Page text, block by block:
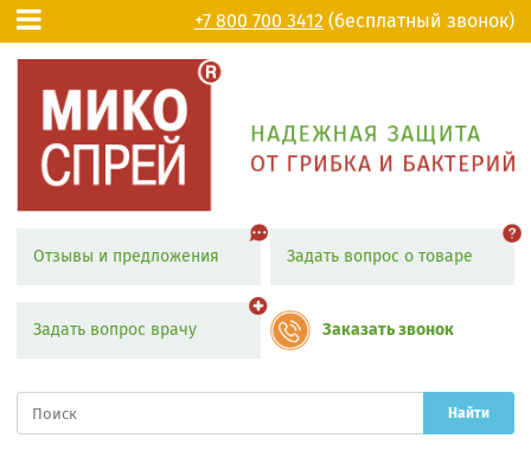
+7 800 700 3412 (бесплатный звонок)
Отзывы и предложения Задать вопрос о товаре
Задать вопрос врачу Заказать звонок
Найти